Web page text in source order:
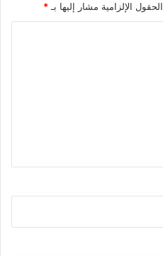
الحقول الإلزامية مشار إليها بـ*